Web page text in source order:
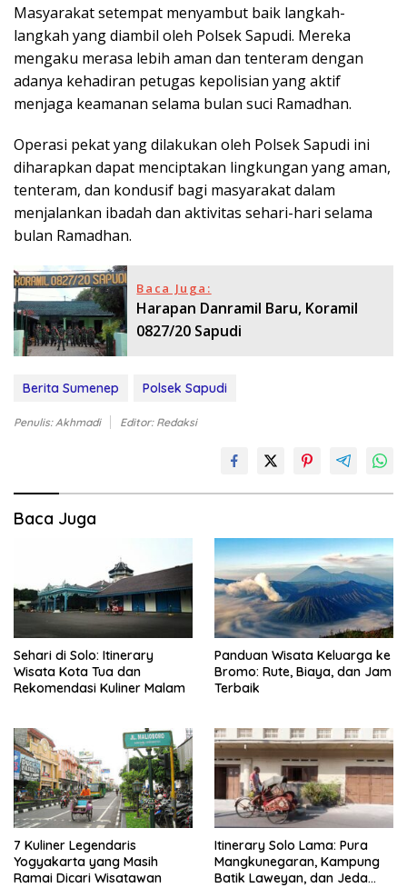
Masyarakat setempat menyambut baik langkah-
langkah yang diambil oleh Polsek Sapudi. Mereka
mengaku merasa lebih aman dan tenteram dengan
adanya kehadiran petugas kepolisian yang aktif
menjaga keamanan selama bulan suci Ramadhan.
Operasi pekat yang dilakukan oleh Polsek Sapudi ini
diharapkan dapat menciptakan lingkungan yang aman,
tenteram, dan kondusif bagi masyarakat dalam
menjalankan ibadah dan aktivitas sehari-hari selama
bulan Ramadhan.
Baca Juga:
Harapan Danramil Baru, Koramil
0827/20 Sapudi
Berita Sumenep Polsek Sapudi
Penulis: Akhmadi Editor: Redaksi
Baca Juga
Sehari di Solo: Itinerary
Wisata Kota Tua dan
Rekomendasi Kuliner Malam
Panduan Wisata Keluarga ke
Bromo: Rute, Biaya, dan Jam
Terbaik
7 Kuliner Legendaris
Yogyakarta yang Masih
Ramai Dicari Wisatawan
Itinerary Solo Lama: Pura
Mangkunegaran, Kampung
Batik Laweyan, dan Jeda